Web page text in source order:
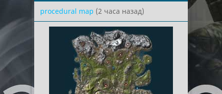
procedural map (2 часа назад)